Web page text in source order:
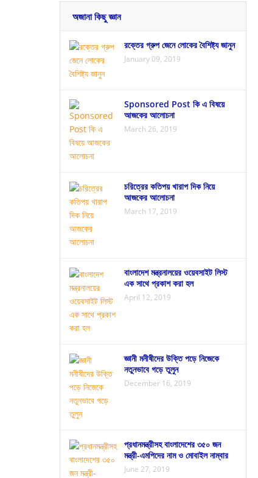
অজানা কিছু জ্ঞান
রক্তের গ্রুপ জেনে লোকের বৈশিষ্ট্য জানুন
January 09, 2019
Sponsored Post কি এ বিষয়ে
আজকের আলোচনা
March 26, 2019
চরিত্রের কতিপয় খারাপ দিক নিয়ে
আজকের আলোচনা
March 17, 2019
বাংলাদেশ মন্ত্রনালয়ের ওয়েবসাইট লিস্ট
এক সাথে প্রকাশ করা হল
April 12, 2019
জ্ঞানী মনীষীদের উক্তি পড়ে নিজেকে
নতুনভাবে গড়ে তুলুন
December 16, 2019
প্রধানমন্ত্রীসহ বাংলাদেশের ৩৫০ জন
মন্ত্রী-এমপিদের নাম ও মোবাইল নাম্বার
June 27, 2019